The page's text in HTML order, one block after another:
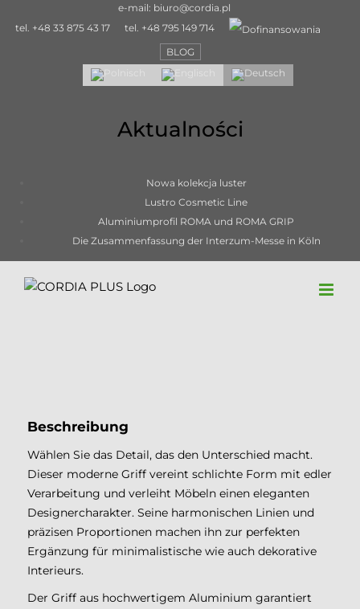
e-mail: biuro@cordia.pl
tel. +48 33 875 43 17 tel. +48 795 149 714
BLOG
Aktualności
Nowa kolekcja luster
Lustro Cosmetic Line
Aluminiumprofil ROMA und ROMA GRIP
Die Zusammenfassung der Interzum-Messe in Köln
Beschreibung
Wählen Sie das Detail, das den Unterschied macht.
Dieser moderne Griff vereint schlichte Form mit edler
Verarbeitung und verleiht Möbeln einen eleganten
Designercharakter. Seine harmonischen Linien und
präzisen Proportionen machen ihn zur perfekten
Ergänzung für minimalistische wie auch dekorative
Interieurs.
Der Griff aus hochwertigem Aluminium garantiert